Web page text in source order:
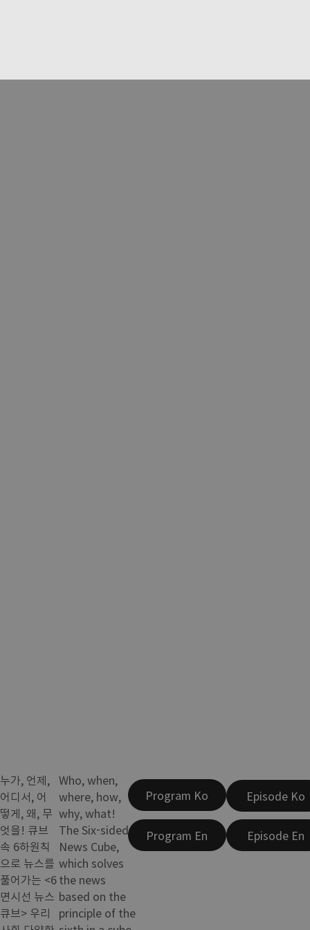
누가, 언제,
어디서, 어
떻게, 왜, 무
엇을! 큐브
속 6하원칙
으로 뉴스를
풀어가는 <6
면시선 뉴스
큐브> 우리
Who, when,
where, how,
why, what!
The Six-sided
News Cube,
which solves
the news
based on the
principle of the
Program Ko
Program En
Episode Ko
Episode En